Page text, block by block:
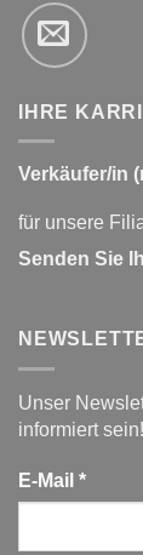
IHRE
Verkäufer/in
für unsere
Senden Sie
Unser
informiert sein!
E-Mail *